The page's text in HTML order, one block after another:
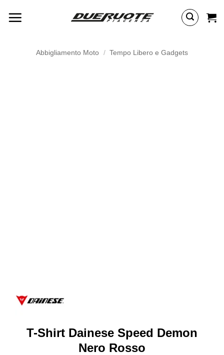
Abbigliamento Moto / Tempo Libero e Gadgets
T-Shirt Dainese Speed Demon
Nero Rosso